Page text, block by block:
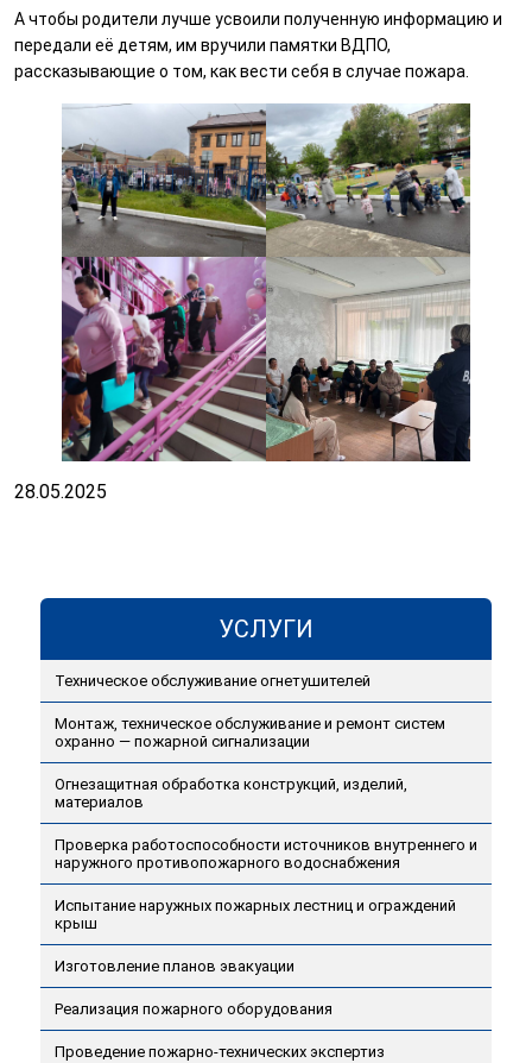
А чтобы родители лучше усвоили полученную информацию и
передали её детям, им вручили памятки ВДПО,
рассказывающие о том, как вести себя в случае пожара.
28.05.2025
УСЛУГИ
Техническое обслуживание огнетушителей
Монтаж, техническое обслуживание и ремонт систем
охранно — пожарной сигнализации
Огнезащитная обработка конструкций, изделий,
материалов
Проверка работоспособности источников внутреннего и
наружного противопожарного водоснабжения
Испытание наружных пожарных лестниц и ограждений
крыш
Изготовление планов эвакуации
Реализация пожарного оборудования
Проведение пожарно-технических экспертиз